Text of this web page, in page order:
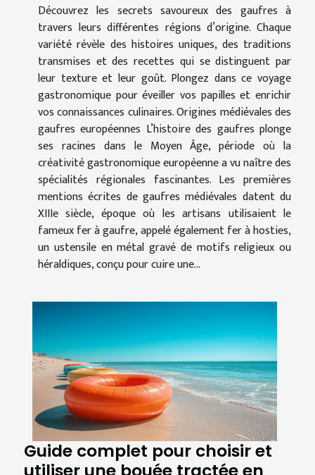
Découvrez les secrets savoureux des gaufres à
travers leurs différentes régions d’origine. Chaque
variété révèle des histoires uniques, des traditions
transmises et des recettes qui se distinguent par
leur texture et leur goût. Plongez dans ce voyage
gastronomique pour éveiller vos papilles et enrichir
vos connaissances culinaires. Origines médiévales des
gaufres européennes L’histoire des gaufres plonge
ses racines dans le Moyen Âge, période où la
créativité gastronomique européenne a vu naître des
spécialités régionales fascinantes. Les premières
mentions écrites de gaufres médiévales datent du
XIIIe siècle, époque où les artisans utilisaient le
fameux fer à gaufre, appelé également fer à hosties,
un ustensile en métal gravé de motifs religieux ou
héraldiques, conçu pour cuire une...
Guide complet pour choisir et